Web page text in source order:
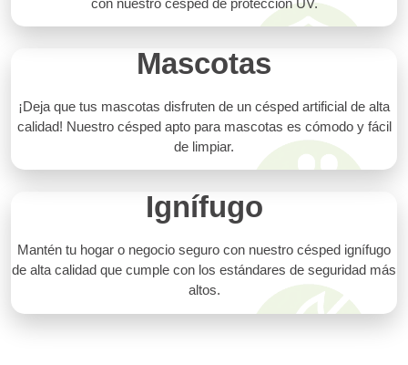
Mascotas
¡Deja que tus mascotas disfruten de un césped artificial de alta
calidad! Nuestro césped apto para mascotas es cómodo y fácil
de limpiar.
Ignífugo
Mantén tu hogar o negocio seguro con nuestro césped ignífugo
de alta calidad que cumple con los estándares de seguridad más
altos.